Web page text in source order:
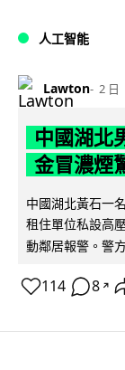
人工智能
Lawton 2 日
中國湖北
金冒濃煙
中國湖北黃石一
租住單位私設高
動鄰居報警。警
114 8 ↗